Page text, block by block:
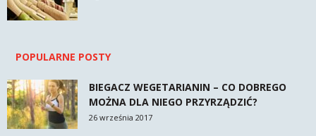
POPULARNE POSTY
BIEGACZ WEGETARIANIN – CO DOBREGO
MOŻNA DLA NIEGO PRZYRZĄDZIĆ?
26 września 2017